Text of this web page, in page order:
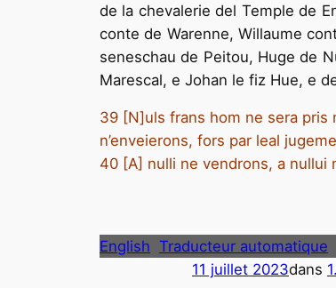
de la chevalerie del Temple de
conte de Warenne, Willaume
seneschau de Peitou, Huge de
Marescal, e Johan le fiz Hue, e
39 [N]uls frans hom ne sera pris
n’enveierons, fors par leal
40 [A] nulli ne vendrons, a nullui
English Traducteur automatique
11 juillet 2023dans